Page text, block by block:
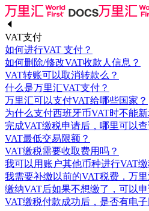
VAT支付
如何进行VAT 支付？
如何删除/修改VAT收款人信息？
VAT转账可以取消转款么？
什么是万里汇VAT支付？
万里汇可以支付VAT给哪些国家？
为什么支付西班牙币VAT时不能新
完成VAT缴税申请后，哪里可以
VAT最低交易限额？
VAT缴税需要收取费用吗？
我可以用账户其他币种进行VAT缴
我需要补缴以前的VAT税费，万
缴纳VAT后如果不想缴了，可以申
VAT缴税付款成功后，是否有电子